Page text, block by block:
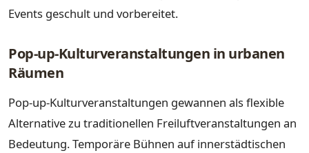
Events geschult und vorbereitet.
Pop-up-Kulturveranstaltungen in urbanen
Räumen
Pop-up-Kulturveranstaltungen gewannen als flexible
Alternative zu traditionellen Freiluftveranstaltungen an
Bedeutung. Temporäre Bühnen auf innerstädtischen